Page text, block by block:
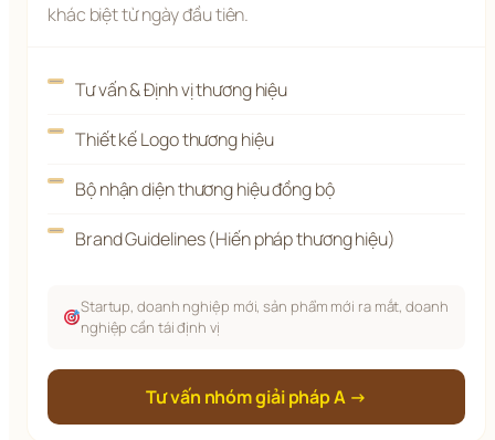
khác biệt từ ngày đầu tiên.
Tư vấn & Định vị thương hiệu
Thiết kế Logo thương hiệu
Bộ nhận diện thương hiệu đồng bộ
Brand Guidelines (Hiến pháp thương hiệu)
Startup, doanh nghiệp mới, sản phẩm mới ra mắt, doanh
nghiệp cần tái định vị
Tư vấn nhóm giải pháp A →